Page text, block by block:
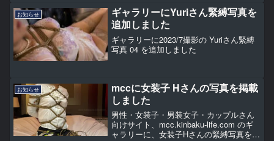
お知らせ
ギャラリーにYuriさん緊縛写真を
追加しました
ギャラリーに2023/7撮影の Yuriさん緊縛
写真 04 を追加しました
お知らせ
mccに女装子 Hさんの写真を掲載
しました
男性・女装子・男装女子・カップルさん
向けサイト、mcc.kinbaku-life.com のギ
ャラリーに、女装子Hさんの緊縛写真を追